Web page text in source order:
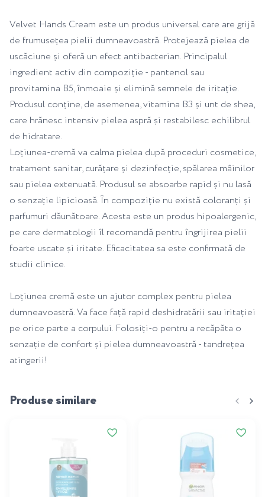
Velvet Hands Cream este un produs universal care are grijă
de frumusețea pielii dumneavoastră. Protejează pielea de
uscăciune și oferă un efect antibacterian. Principalul
ingredient activ din compoziție - pantenol sau
provitamina B5, înmoaie și elimină semnele de iritație.
Produsul conține, de asemenea, vitamina B3 și unt de shea,
care hrănesc intensiv pielea aspră și restabilesc echilibrul
de hidratare.
Loțiunea-cremă va calma pielea după proceduri cosmetice,
tratament sanitar, curățare și dezinfecție, spălarea mâinilor
sau pielea extenuată. Produsul se absoarbe rapid și nu lasă
o senzație lipicioasă. În compoziție nu există coloranți și
parfumuri dăunătoare. Acesta este un produs hipoalergenic,
pe care dermatologii îl recomandă pentru îngrijirea pielii
foarte uscate și iritate. Eficacitatea sa este confirmată de
studii clinice.
Loțiunea cremă este un ajutor complex pentru pielea
dumneavoastră. Va face față rapid deshidratării sau iritației
pe orice parte a corpului. Folosiți-o pentru a recăpăta o
senzație de confort și pielea dumneavoastră - tandrețea
atingerii!
Produse similare